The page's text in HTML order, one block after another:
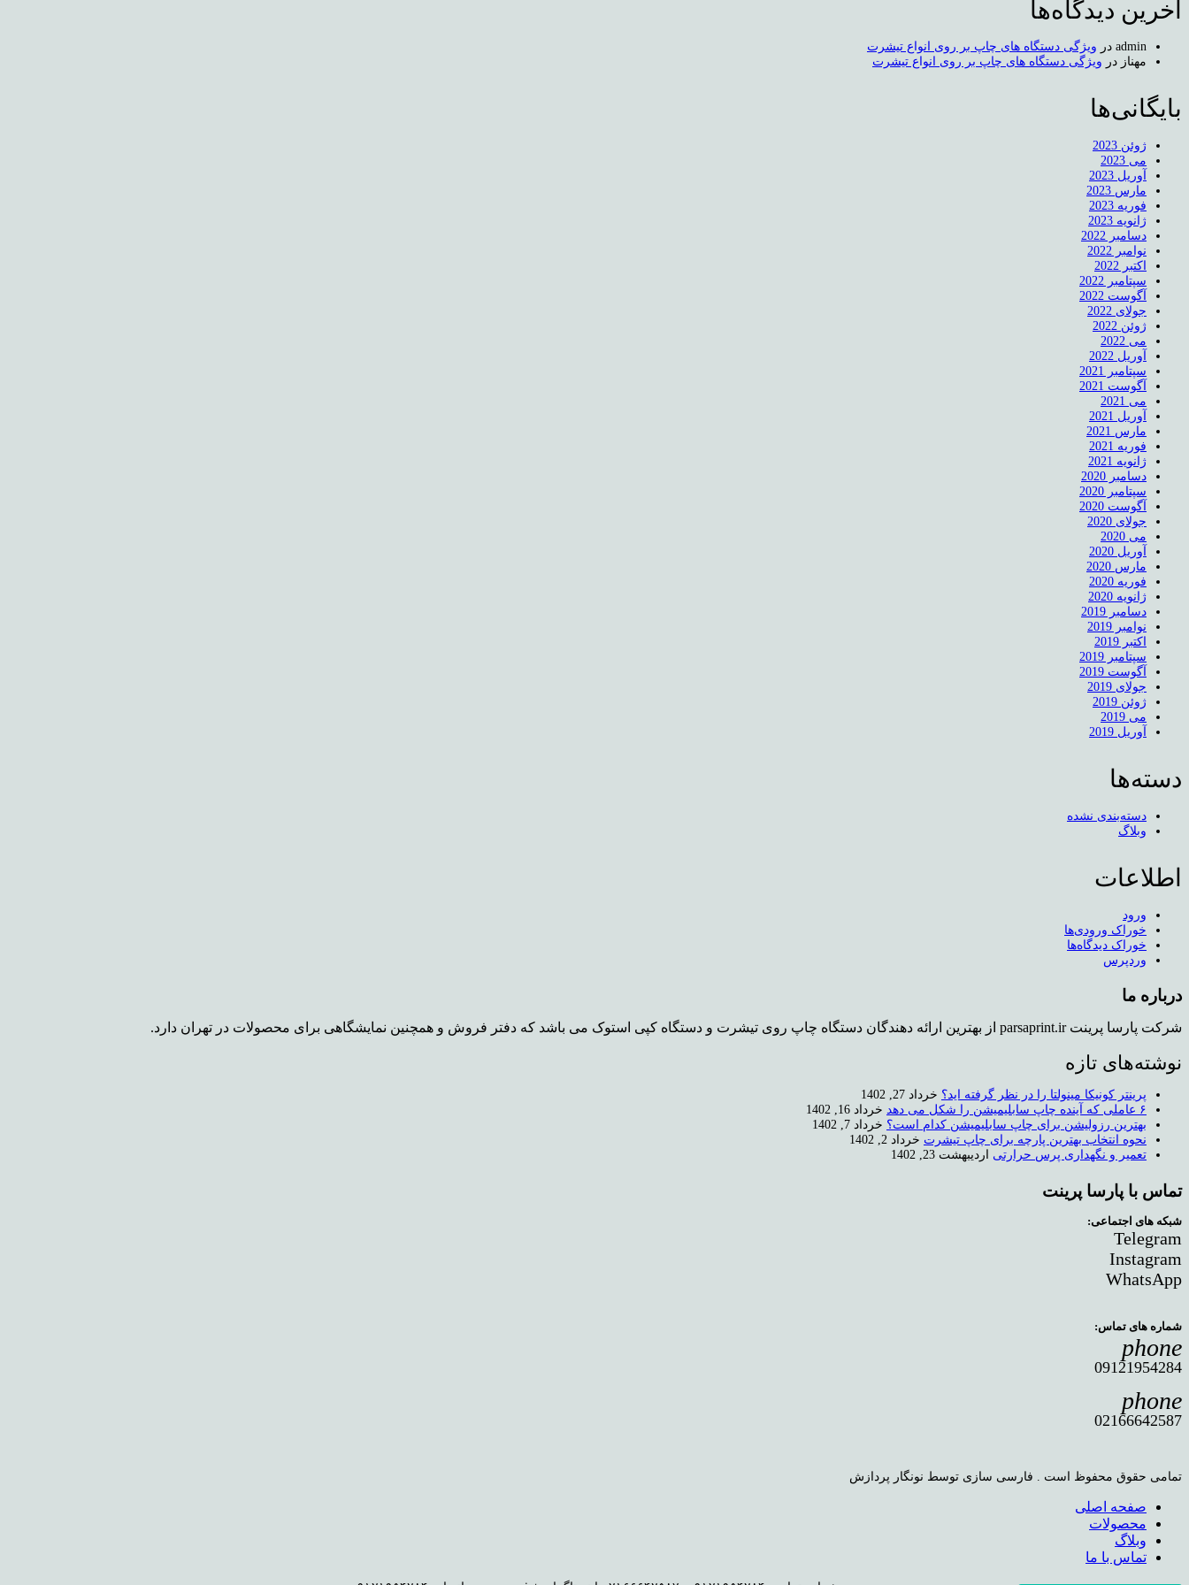
آخرین دیدگاه‌ها
admin در ویژگی دستگاه های چاپ بر روی انواع تیشرت
مهناز در ویژگی دستگاه های چاپ بر روی انواع تیشرت
بایگانی‌ها
ژوئن 2023
می 2023
آوریل 2023
مارس 2023
فوریه 2023
ژانویه 2023
دسامبر 2022
نوامبر 2022
اکتبر 2022
سپتامبر 2022
آگوست 2022
جولای 2022
ژوئن 2022
می 2022
آوریل 2022
سپتامبر 2021
آگوست 2021
می 2021
آوریل 2021
مارس 2021
فوریه 2021
ژانویه 2021
دسامبر 2020
سپتامبر 2020
آگوست 2020
جولای 2020
می 2020
آوریل 2020
مارس 2020
فوریه 2020
ژانویه 2020
دسامبر 2019
نوامبر 2019
اکتبر 2019
سپتامبر 2019
آگوست 2019
جولای 2019
ژوئن 2019
می 2019
آوریل 2019
دسته‌ها
دسته‌بندی نشده
وبلاگ
اطلاعات
ورود
خوراک ورودی‌ها
خوراک دیدگاه‌ها
وردپرس
درباره ما
شرکت پارسا پرینت parsaprint.ir از بهترین ارائه دهندگان دستگاه چاپ روی تیشرت و دستگاه کپی استوک می باشد که دفتر فروش و همچنین نمایشگاهی برای محصولات در تهران دارد.
نوشته‌های تازه
پرینتر کونیکا مینولتا را در نظر گرفته اید؟ خرداد 27, 1402
۶ عاملی که آینده چاپ سابلیمیشن را شکل می دهد
خرداد 16, 1402
بهترین رزولیشن برای چاپ سابلیمیشن کدام است؟ خرداد 7, 1402
نحوه انتخاب بهترین پارچه برای چاپ تیشرت خرداد 2, 1402
تعمیر و نگهداری پرس حرارتی
اردیبهشت 23, 1402
تماس با پارسا پرینت
شبکه های اجتماعی:
Telegram
Instagram
WhatsApp
شماره های تماس:
phone
09121954284
phone
02166642587
تمامی حقوق محفوظ است . فارسی سازی توسط نونگار پردازش
صفحه اصلی
محصولات
وبلاگ
تماس با ما